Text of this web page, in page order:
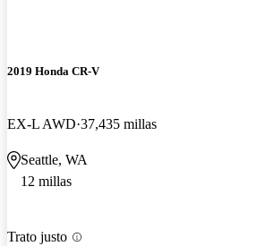
2019 Honda CR-V
EX-L AWD 37,435 millas
Seattle, WA
12 millas
Trato justo